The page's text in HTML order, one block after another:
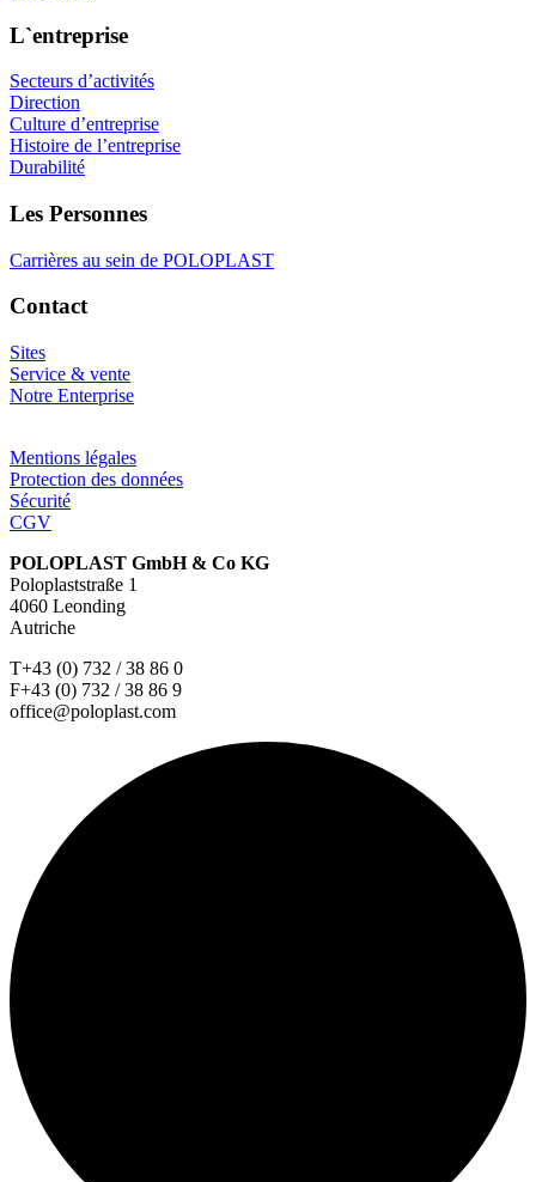
L`entreprise
Secteurs d’activités
Direction
Culture d’entreprise
Histoire de l’entreprise
Durabilité
Les Personnes
Carrières au sein de POLOPLAST
Contact
Sites
Service & vente
Notre Enterprise
Mentions légales
Protection des données
Sécurité
CGV
POLOPLAST GmbH & Co KG
Poloplaststraße 1
4060 Leonding
Autriche
T+43 (0) 732 / 38 86 0
F+43 (0) 732 / 38 86 9
office@poloplast.com